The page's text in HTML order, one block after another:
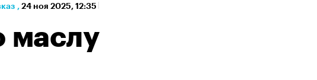
, 24 ноя 2025, 12:35
маслу